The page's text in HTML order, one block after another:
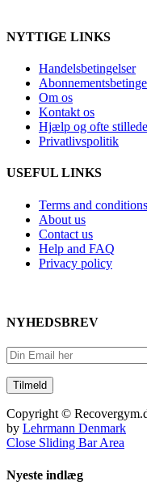
NYTTIGE LINKS
Handelsbetingelser
Om os
Kontakt os
Hjælp og ofte
Privatlivspolitik
USEFUL LINKS
Terms and conditions
About us
Contact us
Help and FAQ
Privacy policy
NYHEDSBREV
Copyright ©
by Lehrmann Denmark
Close Sliding Bar Area
Nyeste indlæg